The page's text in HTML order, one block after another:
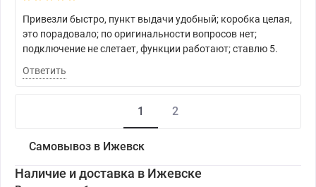
Привезли быстро, пункт выдачи удобный; коробка целая,
это порадовало; по оригинальности вопросов нет;
подключение не слетает, функции работают; ставлю 5.
Ответить
1 2
Самовывоз в Ижевск
Наличие и доставка в Ижевске